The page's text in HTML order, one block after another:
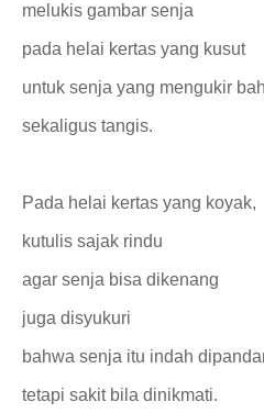
melukis gambar senja
pada helai kertas yang kusut
untuk senja yang mengukir
sekaligus tangis.
Pada helai kertas yang koyak,
kutulis sajak rindu
agar senja bisa dikenang
juga disyukuri
bahwa senja itu indah
tetapi sakit bila dinikmati.